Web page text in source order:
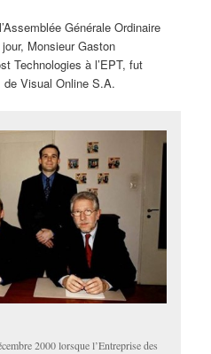
Générale Ordinaire
Monsieur Gaston
Technologies à l’EPT, fut
Visual Online S.A.
2000 lorsque l’Entreprise des